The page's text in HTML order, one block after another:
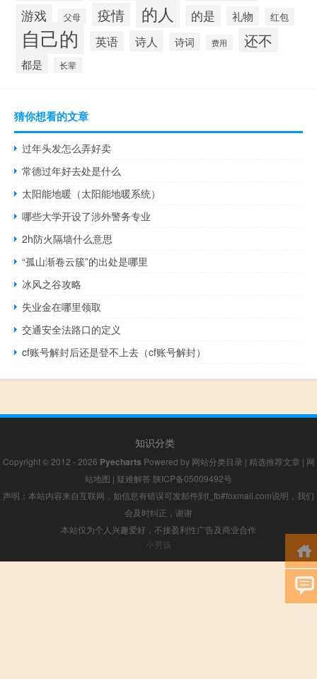
游戏 父母 疫情 的人 的是 礼物 红包
自己的 英语 诗人 诗词 费用 还不
都是 长辈
猜你想看的文章
过年头发怎么弄好卖
常德过年好去处是什么
太阳能地暖（太阳能地暖系统）
哪些大学开设了涉外警务专业
2h防火隔墙什么意思
“孤山渐卷云簇”的出处是哪里
冰风之谷攻略
失业金在哪里领取
交通安全法路口的定义
cf账号解封后还是登不上去（cf账号解封）
知识分类
Copyright © 2012 - 2026 Pyecharts Powered by 网站分类目录 | 精选推荐文章 | 网
站地图 | 疑难解答 陕ICP备05009492号
声明：本站内容来自互联网，如信息有错误可发邮件到f_fb#foxmail.com说明，我们
会及时纠正，谢谢
本站仅为个人兴趣爱好，不接盈利性广告及商业合作
小男孩